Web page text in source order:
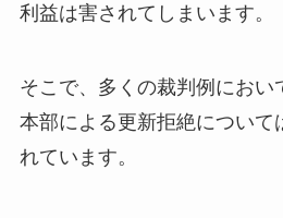
利益は害されてしまいます。
そこで、多くの裁判例におい
本部による更新拒絶について
れています。